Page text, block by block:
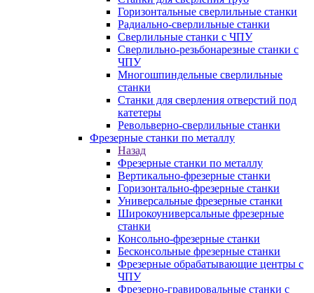
Горизонтальные сверлильные станки
Радиально-сверлильные станки
Сверлильные станки с ЧПУ
Сверлильно-резьбонарезные станки с
ЧПУ
Многошпиндельные сверлильные
станки
Станки для сверления отверстий под
катетеры
Револьверно-сверлильные станки
Фрезерные станки по металлу
Назад
Фрезерные станки по металлу
Вертикально-фрезерные станки
Горизонтально-фрезерные станки
Универсальные фрезерные станки
Широкоуниверсальные фрезерные
станки
Консольно-фрезерные станки
Бесконсольные фрезерные станки
Фрезерные обрабатывающие центры с
ЧПУ
Фрезерно-гравировальные станки с